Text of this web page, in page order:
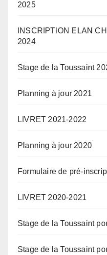
2025
INSCRIPTION ELAN
2024
Stage de la Toussaint
Planning à jour 2021
LIVRET 2021-2022
Planning à jour 2020
Formulaire de pré-
LIVRET 2020-2021
Stage de la Toussaint
Stage de la Toussaint